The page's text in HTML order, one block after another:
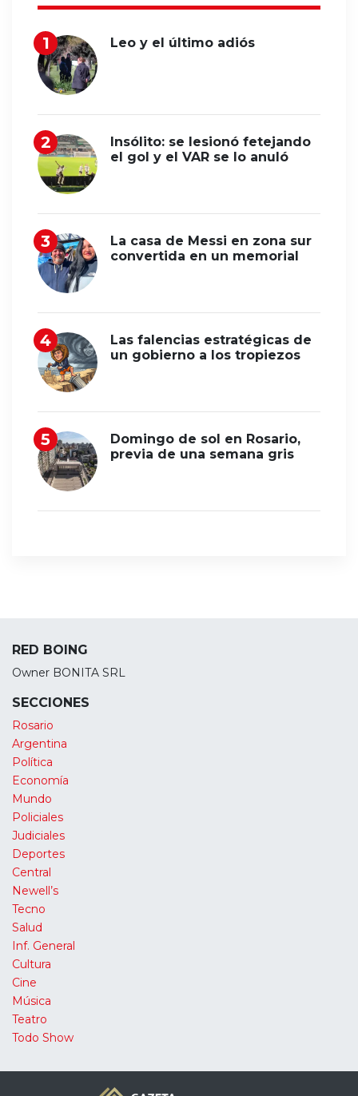
Leo y el último adiós
Insólito: se lesionó fetejando
el gol y el VAR se lo anuló
La casa de Messi en zona sur
convertida en un memorial
Las falencias estratégicas de
un gobierno a los tropiezos
Domingo de sol en Rosario,
previa de una semana gris
RED BOING
Owner BONITA SRL
SECCIONES
Rosario
Argentina
Política
Economía
Mundo
Policiales
Judiciales
Deportes
Central
Newell’s
Tecno
Salud
Inf. General
Cultura
Cine
Música
Teatro
Todo Show